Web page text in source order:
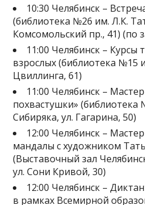
10:30 Челябинск –
(библиотека №26 им. Л.К.
Комсомольский пр., 41) (по
11:00 Челябинск – Курсы
взрослых (библиотека №15
Цвиллинга, 61)
11:00 Челябинск –
похвастушки»
Сибиряка, ул. Гагарина, 50)
12:00 Челябинск –
мандалы с художником
(Выставочный зал
ул. Сони Кривой, 30)
12:00 Челябинск –
в рамках Всемирной